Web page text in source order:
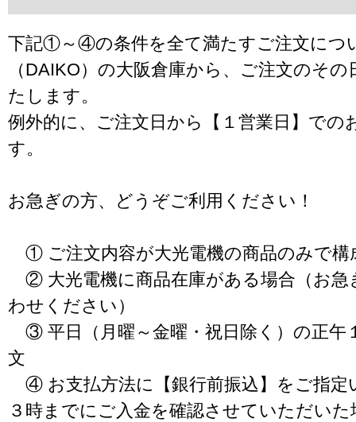
下記①～④の条件を全て満たすご注文につ
（DAIKO）の大阪倉庫から、ご注文のそ
たします。
例外的に、ご注文日から【１営業日】での
す。
お急ぎの方、どうぞご利用ください！
① ご注文内容が大光電機の商品のみで構
② 大光電機に商品在庫がある場合（お急
わせください）
③ 平日（月曜～金曜・祝日除く）の正午
文
④ お支払方法に【銀行前振込】をご指定
３時までにご入金を確認させていただいた